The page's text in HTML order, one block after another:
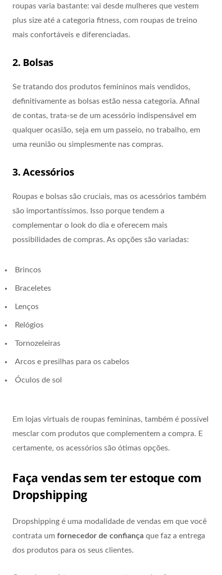
roupas varia bastante: vai desde mulheres que vestem
plus size até a categoria fitness, com roupas de treino
mais confortáveis e diferenciadas.
2. Bolsas
Se tratando dos produtos femininos mais vendidos,
definitivamente as bolsas estão nessa categoria. Afinal
de contas, trata-se de um acessório indispensável em
qualquer ocasião, seja em um passeio, no trabalho, em
uma reunião ou simplesmente nas compras.
3. Acessórios
Roupas e bolsas são cruciais, mas os acessórios também
são importantíssimos. Isso porque tendem a
complementar o look do dia e oferecem mais
possibilidades de compras. As opções são variadas:
Brincos
Braceletes
Lenços
Relógios
Tornozeleiras
Arcos e presilhas para os cabelos
Óculos de sol
Em lojas virtuais de roupas femininas, também é possível
mesclar com produtos que complementem a compra. E
certamente, os acessórios são ótimas opções.
Faça vendas sem ter estoque com
Dropshipping
Dropshipping é uma modalidade de vendas em que você
contrata um fornecedor de confiança que faz a entrega
dos produtos para os seus clientes.